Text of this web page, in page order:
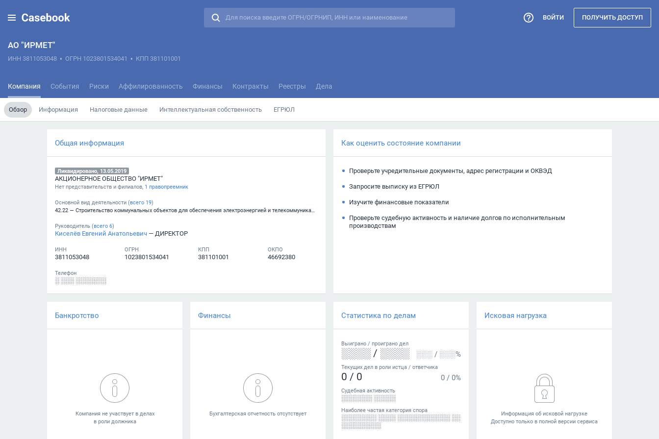
АО "ИРМЕТ"
ИНН 3811053048 • ОГРН 1023801534041 • КПП 381101001
Компания События Риски Аффилированность Финансы Контракты Реестры Дела
Обзор Информация Налоговые данные Интеллектуальная собственность ЕГРЮЛ
ВОЙТИ ПОЛУЧИТЬ ДОСТУП
Общая информация
Ликвидировано, 13.05.2019
АКЦИОНЕРНОЕ ОБЩЕСТВО "ИРМЕТ"
Нет представительств и филиалов, 1 правопреемник
Основной вид деятельности (всего 19)
42.22 — Строительство коммунальных объектов для обеспечения электроэнергией и телекоммуникациями
Руководитель (всего 6)
Киселёв Евгений Анатольевич — ДИРЕКТОР
ИНН
3811053048
ОГРН
1023801534041
КПП
381101001
ОКПО
46692380
Телефон
░ ░░░ ░░░░░░░
Как оценить состояние компании
Проверьте учредительные документы, адрес регистрации и ОКВЭД
Запросите выписку из ЕГРЮЛ
Изучите финансовые показатели
Проверьте судебную активность и наличие долгов по исполнительным
производствам
Банкротство Финансы Статистика по делам
Выиграно / проиграно дел
░░░░ / ░░░░ ░░░ / ░░░%
Текущих дел в роли истца / ответчика
0 / 0 0 / 0%
Судебная активность
░░░░░░░ ░░░░░
Наиболее частая категория спора
░░░░░░░░ ░░░░ ░░░░░░░░░░░░ ░░
░░░░░░░░░
Исковая нагрузка